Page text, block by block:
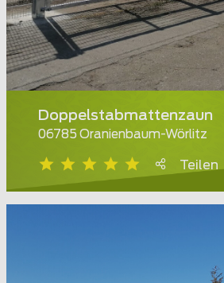
Doppelstabmattenzaun
06785 Oranienbaum-Wörlitz
Teilen